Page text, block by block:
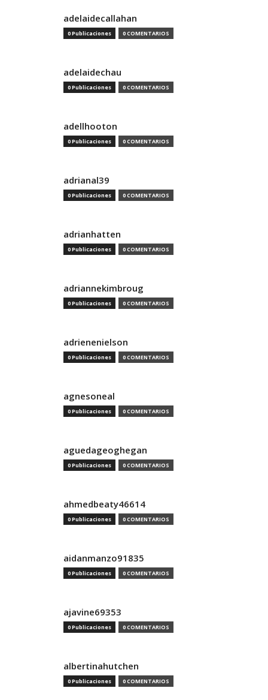
adelaidecallahan
0 Publicaciones 0 COMENTARIOS
adelaidechau
0 Publicaciones 0 COMENTARIOS
adellhooton
0 Publicaciones 0 COMENTARIOS
adrianal39
0 Publicaciones 0 COMENTARIOS
adrianhatten
0 Publicaciones 0 COMENTARIOS
adriannekimbroug
0 Publicaciones 0 COMENTARIOS
adrienenielson
0 Publicaciones 0 COMENTARIOS
agnesoneal
0 Publicaciones 0 COMENTARIOS
aguedageoghegan
0 Publicaciones 0 COMENTARIOS
ahmedbeaty46614
0 Publicaciones 0 COMENTARIOS
aidanmanzo91835
0 Publicaciones 0 COMENTARIOS
ajavine69353
0 Publicaciones 0 COMENTARIOS
albertinahutchen
0 Publicaciones 0 COMENTARIOS